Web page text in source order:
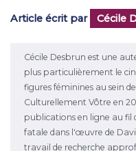
Article écrit par Cécile
Cécile Desbrun est une
plus particulièrement le
figures féminines au sein
Culturellement Vôtre en
publications en ligne au fil
fatale dans l'œuvre de
travail de recherche